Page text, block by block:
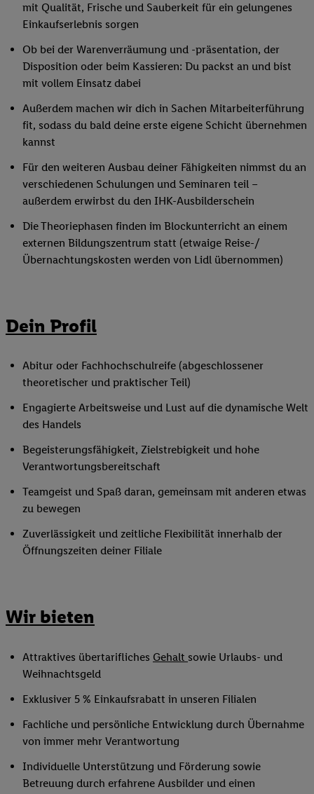
mit Qualität, Frische und Sauberkeit für ein gelungenes
Einkaufserlebnis sorgen
Ob bei der Warenverräumung und -präsentation, der
Disposition oder beim Kassieren: Du packst an und bist
mit vollem Einsatz dabei
Außerdem machen wir dich in Sachen Mitarbeiterführung
fit, sodass du bald deine erste eigene Schicht übernehmen
kannst
Für den weiteren Ausbau deiner Fähigkeiten nimmst du an
verschiedenen Schulungen und Seminaren teil –
außerdem erwirbst du den IHK-Ausbilderschein
Die Theoriephasen finden im Blockunterricht an einem
externen Bildungszentrum statt (etwaige Reise-/
Übernachtungskosten werden von Lidl übernommen)
Dein Profil
Abitur oder Fachhochschulreife (abgeschlossener
theoretischer und praktischer Teil)
Engagierte Arbeitsweise und Lust auf die dynamische Welt
des Handels
Begeisterungsfähigkeit, Zielstrebigkeit und hohe
Verantwortungsbereitschaft
Teamgeist und Spaß daran, gemeinsam mit anderen etwas
zu bewegen
Zuverlässigkeit und zeitliche Flexibilität innerhalb der
Öffnungszeiten deiner Filiale
Wir bieten
Attraktives übertarifliches Gehalt sowie Urlaubs- und
Weihnachtsgeld
Exklusiver 5 % Einkaufsrabatt in unseren Filialen
Fachliche und persönliche Entwicklung durch Übernahme
von immer mehr Verantwortung
Individuelle Unterstützung und Förderung sowie
Betreuung durch erfahrene Ausbilder und einen